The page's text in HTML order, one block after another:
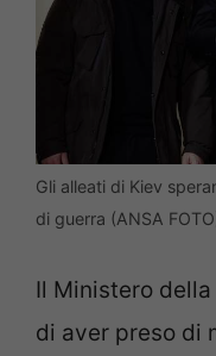
Gli alleati di Kiev
di guerra (ANSA
Il Ministero
di aver preso di